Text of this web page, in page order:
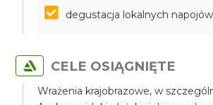
degustacja lokalnych napojów
CELE OSIĄGNIĘTE
Wrażenia krajobrazowe, w